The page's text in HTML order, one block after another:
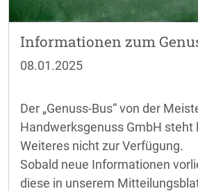
Informationen zum
08.01.2025
Der „Genuss-Bus“ von der
Handwerksgenuss GmbH steht
Weiteres nicht zur Verfügung.
Sobald neue Informationen
diese in unserem